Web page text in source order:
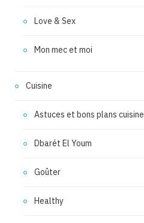
Love & Sex
Mon mec et moi
Cuisine
Astuces et bons plans cuisine
Dbarét El Youm
Goûter
Healthy